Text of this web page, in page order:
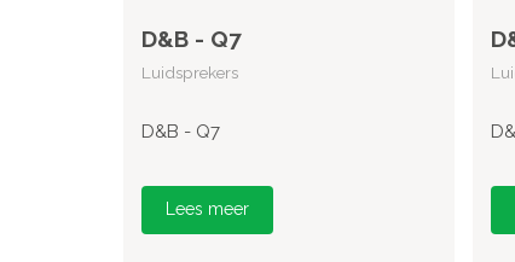
D&B - Q7
Luidsprekers
D&B - Q7
Lees meer